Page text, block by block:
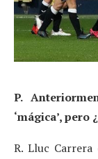
P.
‘mágica’, pero
R. Lluc